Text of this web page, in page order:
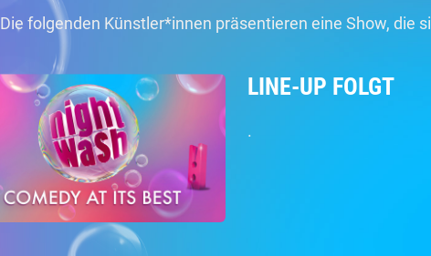
Die folgenden Künstler*innen präsentieren eine Show, die
LINE-UP FOLGT
.